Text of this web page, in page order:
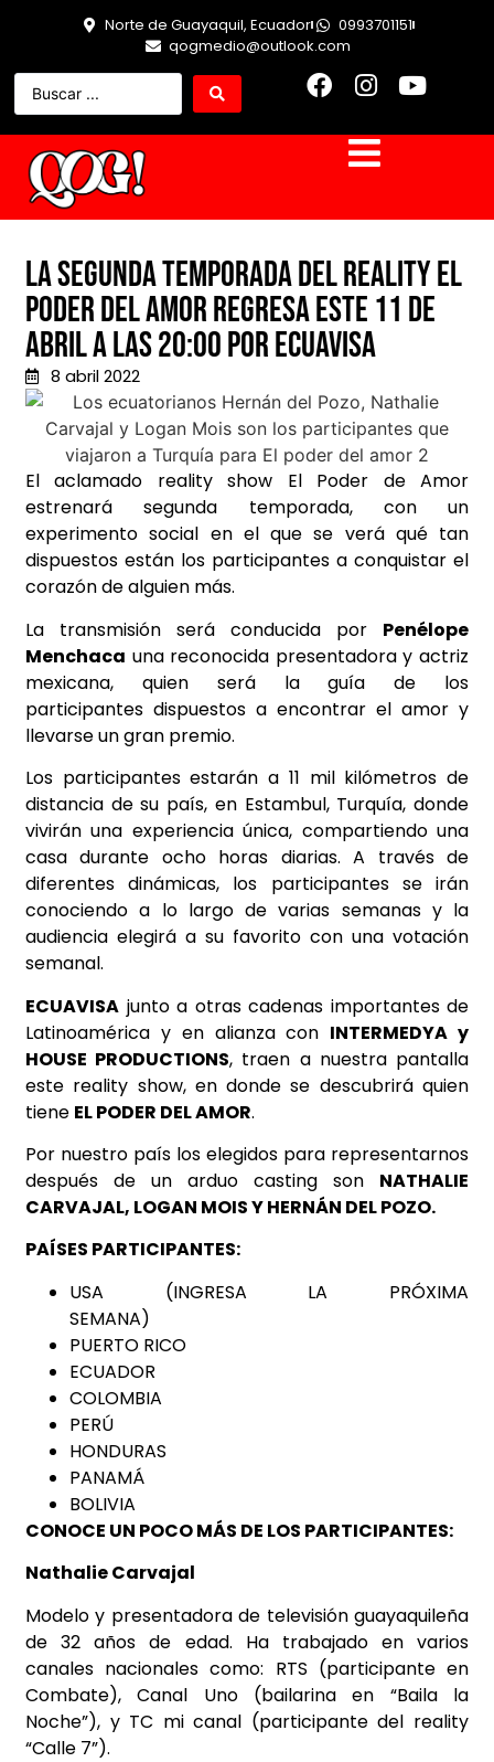
Norte de Guayaquil, Ecuador
0993701151
qogmedio@outlook.com
La segunda temporada del reality El
Poder del amor regresa este 11 de
abril a las 20:00 por Ecuavisa
8 abril 2022
El aclamado reality show El Poder de Amor
estrenará segunda temporada, con un
experimento social en el que se verá qué tan
dispuestos están los participantes a conquistar el
corazón de alguien más.
La transmisión será conducida por Penélope
Menchaca una reconocida presentadora y actriz
mexicana, quien será la guía de los
participantes dispuestos a encontrar el amor y
llevarse un gran premio.
Los participantes estarán a 11 mil kilómetros de
distancia de su país, en Estambul, Turquía, donde
vivirán una experiencia única, compartiendo una
casa durante ocho horas diarias. A través de
diferentes dinámicas, los participantes se irán
conociendo a lo largo de varias semanas y la
audiencia elegirá a su favorito con una votación
semanal.
ECUAVISA junto a otras cadenas importantes de
Latinoamérica y en alianza con INTERMEDYA y
HOUSE PRODUCTIONS, traen a nuestra pantalla
este reality show, en donde se descubrirá quien
tiene EL PODER DEL AMOR.
Por nuestro país los elegidos para representarnos
después de un arduo casting son NATHALIE
CARVAJAL, LOGAN MOIS Y HERNÁN DEL POZO.
PAÍSES PARTICIPANTES:
USA (INGRESA LA PRÓXIMA
SEMANA)
PUERTO RICO
ECUADOR
COLOMBIA
PERÚ
HONDURAS
PANAMÁ
BOLIVIA
CONOCE UN POCO MÁS DE LOS PARTICIPANTES:
Nathalie Carvajal
Modelo y presentadora de televisión guayaquileña
de 32 años de edad. Ha trabajado en varios
canales nacionales como: RTS (participante en
Combate), Canal Uno (bailarina en “Baila la
Noche”), y TC mi canal (participante del reality
“Calle 7”).